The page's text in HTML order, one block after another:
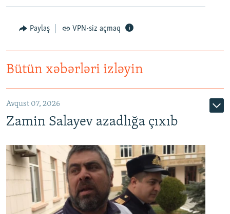
Paylaş VPN-siz açmaq
Bütün xəbərləri izləyin
Avqust 07, 2026
Zamin Salayev azadlığa çıxıb